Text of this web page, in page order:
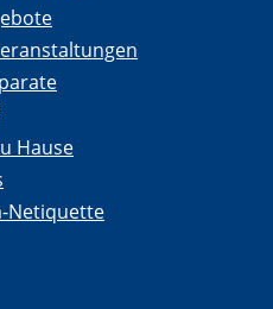
Hause
Netiquette